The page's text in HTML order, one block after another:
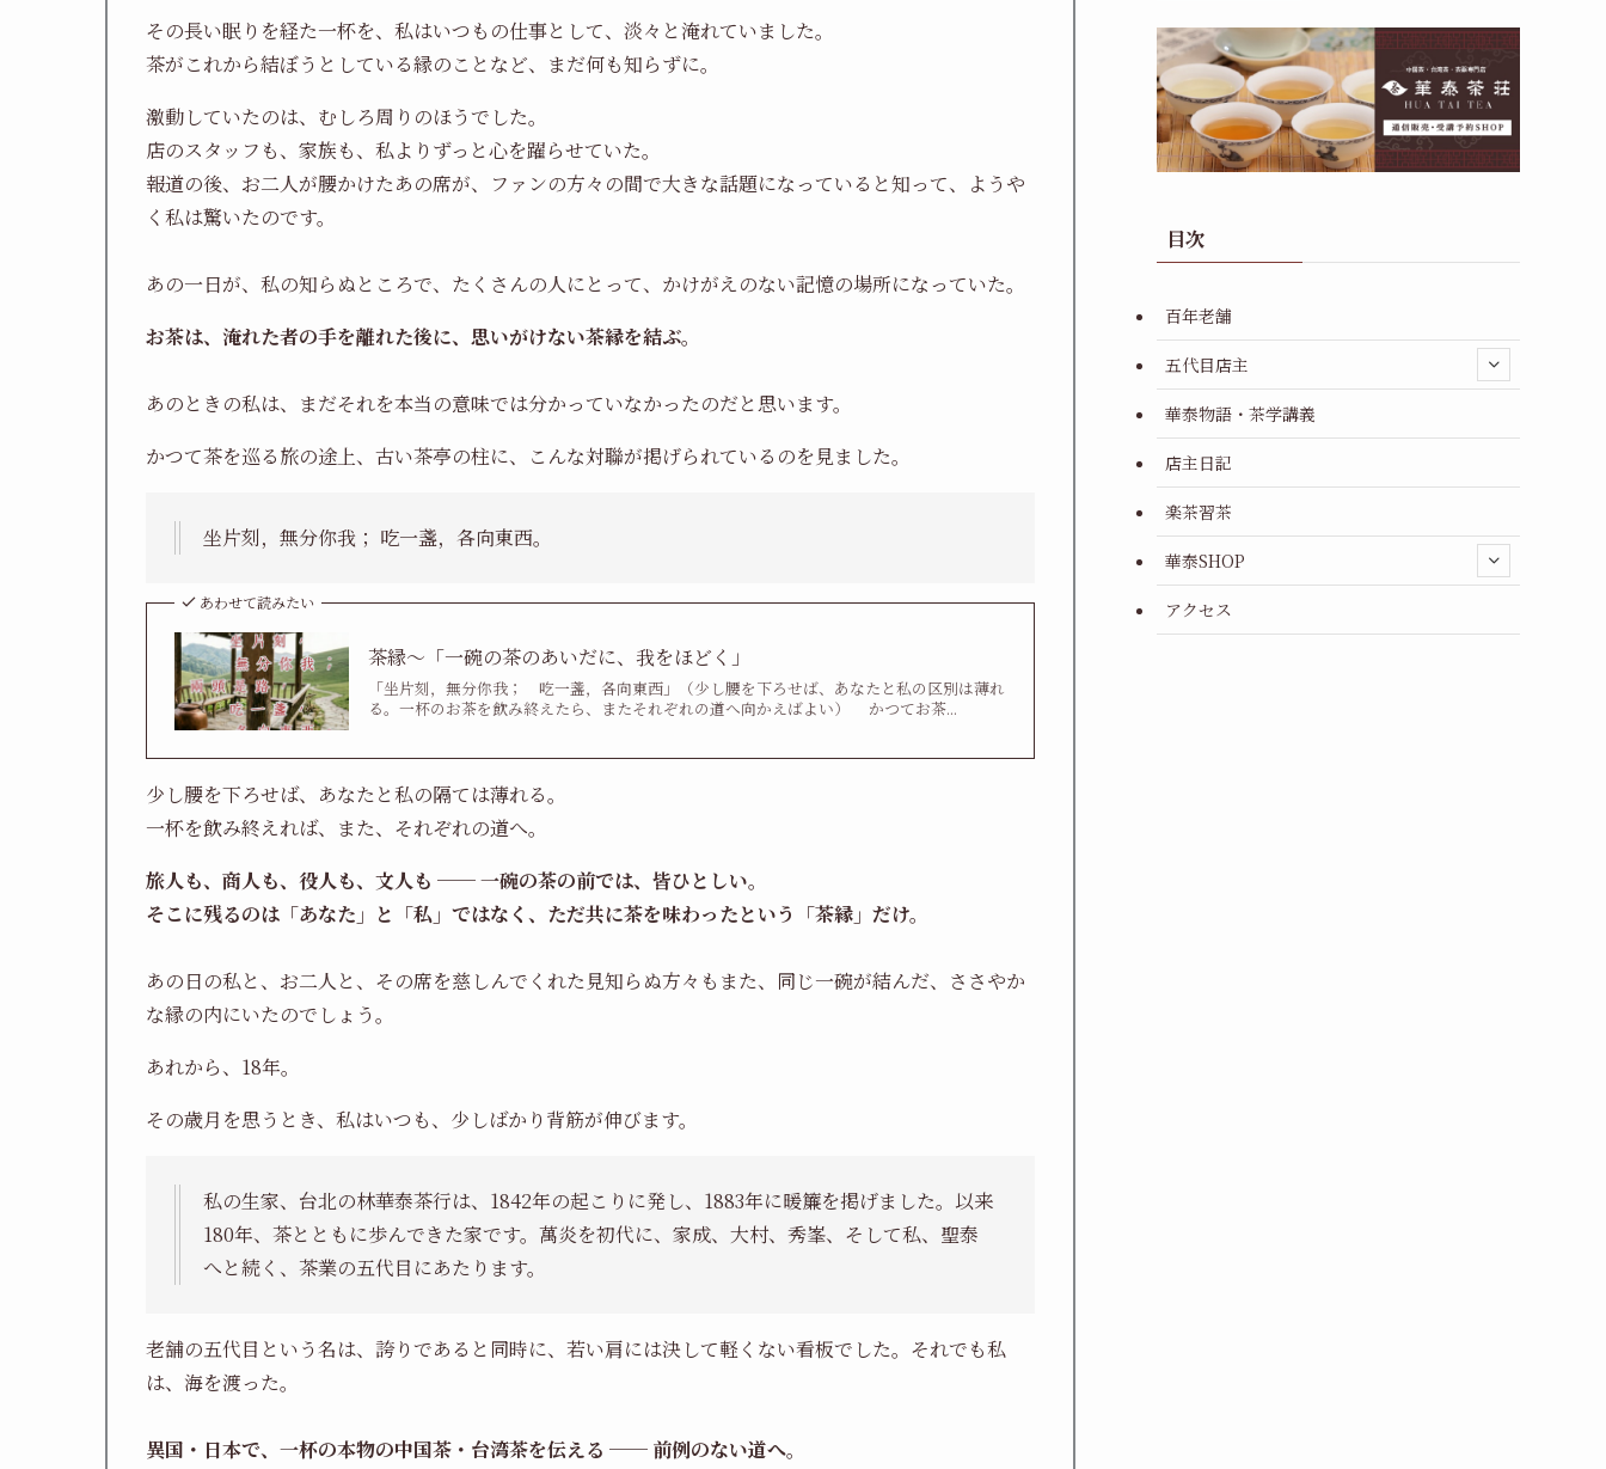
その長い眠りを経た一杯を、私はいつもの仕事として、淡々と淹れていました。
茶がこれから結ぼうとしている縁のことなど、まだ何も知らずに。
激動していたのは、むしろ周りのほうでした。
店のスタッフも、家族も、私よりずっと心を躍らせていた。
報道の後、お二人が腰かけたあの席が、ファンの方々の間で大きな話題になっていると知って、ようや
く私は驚いたのです。
あの一日が、私の知らぬところで、たくさんの人にとって、かけがえのない記憶の場所になっていた。
お茶は、淹れた者の手を離れた後に、思いがけない茶縁を結ぶ。
あのときの私は、まだそれを本当の意味では分かっていなかったのだと思います。
かつて茶を巡る旅の途上、古い茶亭の柱に、こんな対聯が掲げられているのを見ました。
坐片刻，無分你我； 吃一盞，各向東西。
あわせて読みたい
茶縁〜「一碗の茶のあいだに、我をほどく」
「坐片刻，無分你我； 吃一盞，各向東西」（少し腰を下ろせば、あなたと私の区別は薄れ
る。一杯のお茶を飲み終えたら、またそれぞれの道へ向かえばよい） かつてお茶...
少し腰を下ろせば、あなたと私の隔ては薄れる。
一杯を飲み終えれば、また、それぞれの道へ。
旅人も、商人も、役人も、文人も ── 一碗の茶の前では、皆ひとしい。
そこに残るのは「あなた」と「私」ではなく、ただ共に茶を味わったという「茶縁」だけ。
あの日の私と、お二人と、その席を慈しんでくれた見知らぬ方々もまた、同じ一碗が結んだ、ささやか
な縁の内にいたのでしょう。
あれから、18年。
その歳月を思うとき、私はいつも、少しばかり背筋が伸びます。
私の生家、台北の林華泰茶行は、1842年の起こりに発し、1883年に暖簾を掲げました。以来
180年、茶とともに歩んできた家です。萬炎を初代に、家成、大村、秀峯、そして私、聖泰
へと続く、茶業の五代目にあたります。
老舗の五代目という名は、誇りであると同時に、若い肩には決して軽くない看板でした。それでも私
は、海を渡った。
異国・日本で、一杯の本物の中国茶・台湾茶を伝える ── 前例のない道へ。
目次
百年老舗
五代目店主
華泰物語・茶学講義
店主日記
楽茶習茶
華泰SHOP
アクセス